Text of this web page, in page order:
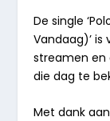
De single
Vandaag)’
streamen en
die dag te
Met dank